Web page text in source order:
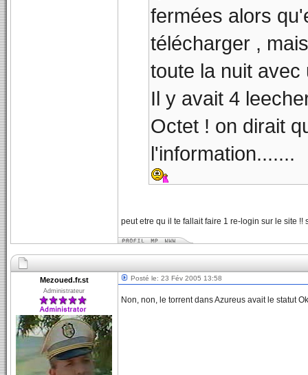
fermées alors
télécharger ,
toute la nuit
Il y avait 4
Octet ! on dirait
l'information.......
peut etre qu il te fallait faire 1 re-login sur le site
Mezoued.fr.st
Administrateur
Posté le: 23 Fév 2005 13:58
Non, non, le torrent dans Azureus avait le statut